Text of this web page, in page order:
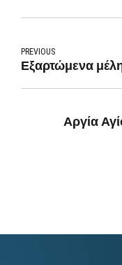
PREVIOUS
Εξαρτώμενα
Αργία